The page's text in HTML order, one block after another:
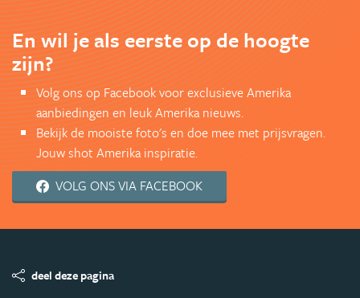
En wil je als eerste op de hoogte
zijn?
Volg ons op Facebook voor exclusieve Amerika
aanbiedingen en leuk Amerika nieuws.
Bekijk de mooiste foto's en doe mee met prijsvragen.
Jouw shot Amerika inspiratie.
VOLG ONS VIA FACEBOOK
deel deze pagina